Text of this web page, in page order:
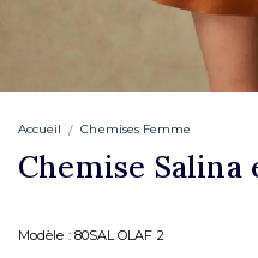
Accueil Chemises Femme
Chemise Salina
Modèle : 80SAL OLAF 2